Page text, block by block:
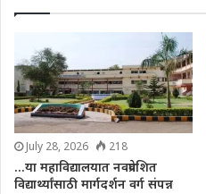
July 28, 2026 218
…या महाविद्यालयात नवप्रवेशित
विद्यार्थ्यांसाठी मार्गदर्शन वर्ग संपन्न